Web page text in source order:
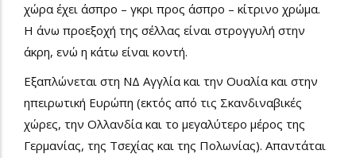
χώρα έχει άσπρο – γκρι προς άσπρο – κίτρινο χρώμα.
Η άνω προεξοχή της σέλλας είναι στρογγυλή στην
άκρη, ενώ η κάτω είναι κοντή.
Εξαπλώνεται στη ΝΔ Αγγλία και την Ουαλία και στην
ηπειρωτική Ευρώπη (εκτός από τις Σκανδιναβικές
χώρες, την Ολλανδία και το μεγαλύτερο μέρος της
Γερμανίας, της Τσεχίας και της Πολωνίας). Απαντάται